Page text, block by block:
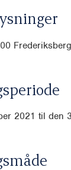
2021 til den